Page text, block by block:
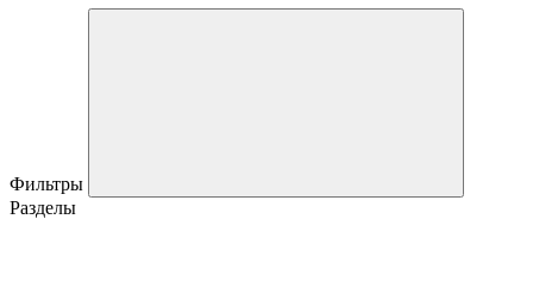
Фильтры
Разделы